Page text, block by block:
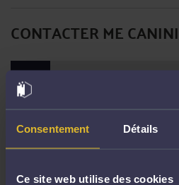
Consentement Détails
Ce site web utilise des cookies
CONTACTER ME CANINI
CONSULTER PAR VIDÉO